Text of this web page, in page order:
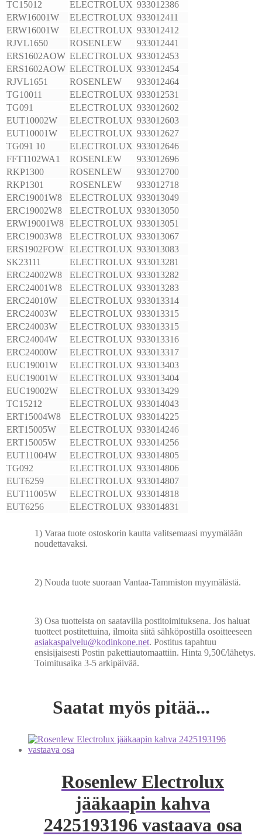
TC15012 ELECTROLUX 933012386
ERW16001W
ELECTROLUX 933012411
ERW16001W
ELECTROLUX 933012412
RJVL1650
ROSENLEW
933012441
ERS1602AOW ELECTROLUX 933012453
ERS1602AOW ELECTROLUX 933012454
RJVL1651
ROSENLEW
933012464
TG10011
ELECTROLUX 933012531
TG091
ELECTROLUX 933012602
EUT10002W
ELECTROLUX 933012603
EUT10001W
ELECTROLUX 933012627
TG091 10
ELECTROLUX 933012646
FFT1102WA1
ROSENLEW
933012696
RKP1300
ROSENLEW
933012700
RKP1301
ROSENLEW
933012718
ERC19001W8
ELECTROLUX 933013049
ERC19002W8
ELECTROLUX 933013050
ERW19001W8 ELECTROLUX 933013051
ERC19003W8
ELECTROLUX 933013067
ERS1902FOW ELECTROLUX 933013083
SK23111
ELECTROLUX 933013281
ERC24002W8
ELECTROLUX 933013282
ERC24001W8
ELECTROLUX 933013283
ERC24010W
ELECTROLUX 933013314
ERC24003W
ELECTROLUX 933013315
ERC24003W
ELECTROLUX 933013315
ERC24004W
ELECTROLUX 933013316
ERC24000W
ELECTROLUX 933013317
EUC19001W
ELECTROLUX 933013403
EUC19001W
ELECTROLUX 933013404
EUC19002W
ELECTROLUX 933013429
TC15212
ELECTROLUX 933014043
ERT15004W8
ELECTROLUX 933014225
ERT15005W
ELECTROLUX 933014246
ERT15005W
ELECTROLUX 933014256
EUT11004W
ELECTROLUX 933014805
TG092
ELECTROLUX 933014806
EUT6259
ELECTROLUX 933014807
EUT11005W
ELECTROLUX 933014818
EUT6256
ELECTROLUX 933014831
1) Varaa tuote ostoskorin kautta valitsemaasi myymälään
noudettavaksi.
2) Nouda tuote suoraan Vantaa-Tammiston myymälästä.
3) Osa tuotteista on saatavilla postitoimituksena. Jos haluat
tuotteet postitettuina, ilmoita siitä sähköpostilla osoitteeseen
asiakaspalvelu@kodinkone.net. Postitus tapahtuu
ensisijaisesti Postin pakettiautomaattiin. Hinta 9,50€/lähetys.
Toimitusaika 3-5 arkipäivää.
Saatat myös pitää...
Rosenlew Electrolux
jääkaapin kahva
2425193196 vastaava osa